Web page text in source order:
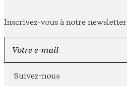
Inscrivez-vous à notre newsletter
Suivez-nous